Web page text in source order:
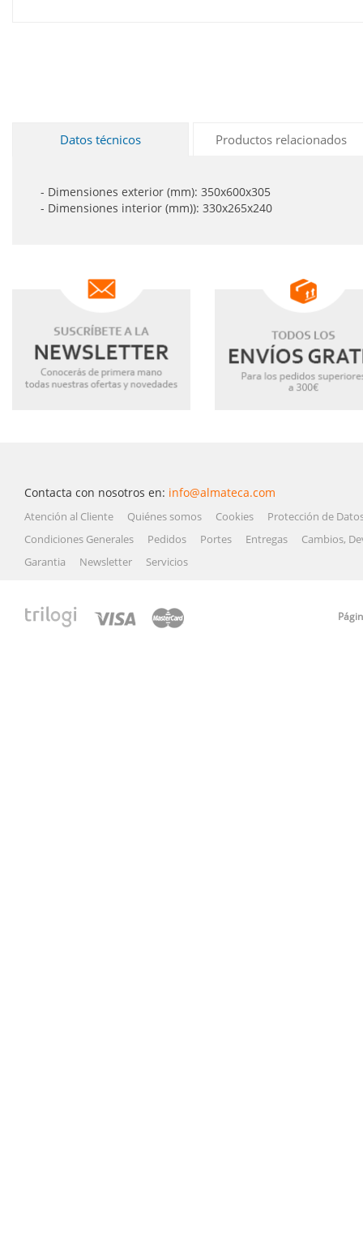
Datos técnicos Productos relacionados
- Dimensiones exterior (mm): 350x600x305
- Dimensiones interior (mm)): 330x265x240
Contacta con nosotros en: info@almateca.com
Atención al Cliente Quiénes somos Cookies
Protección de
Condiciones Generales
Pedidos Portes Entregas
Cambios,
Garantia
Newsletter Servicios